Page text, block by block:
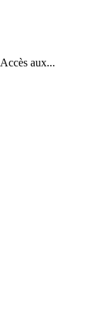
aux...